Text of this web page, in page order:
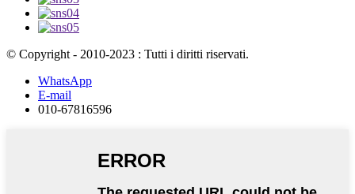
© Copyright - 2010-2023 : Tutti i diritti riservati.
WhatsApp
E-mail
010-67816596